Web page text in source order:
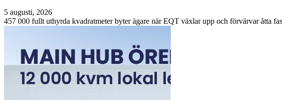
5 augusti, 2026
457 000 fullt uthyrda kvadratmeter byter ägare när EQT växlar upp och förvärvar åtta